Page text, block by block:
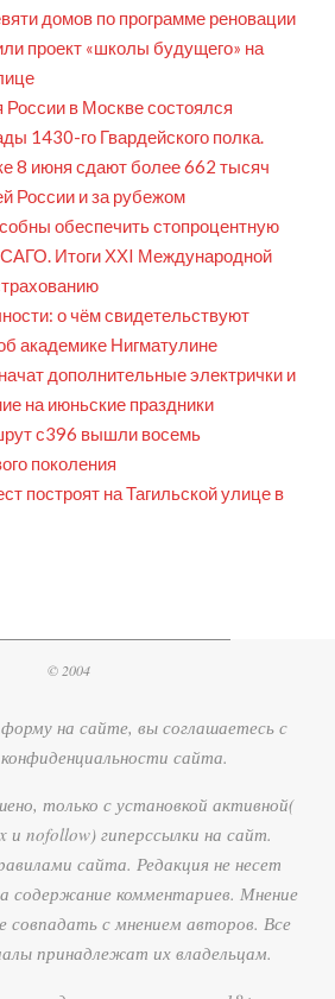
домов по программе реновации
проект «школы будущего» на
в Москве состоялся
1430-го Гвардейского полка.
8 июня сдают более 662 тысяч
России и за рубежом
обеспечить стопроцентную
Итоги ХХI Международной
о чём свидетельствуют
академике Нигматулине
дополнительные электрички и
на июньские праздники
с396 вышли восемь
поколения
построят на Тагильской улице в
© 2004
на сайте, вы соглашаетесь с
сайта.
только с установкой активной(
и nofollow) гиперссылки на сайт.
сайта. Редакция не несет
содержание комментариев. Мнение
с мнением авторов. Все
принадлежат их владельцам.